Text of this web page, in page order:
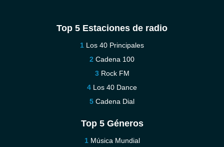
Top 5 Estaciones de radio
Los 40 Principales
Cadena 100
Rock FM
Los 40 Dance
Cadena Dial
Top 5 Géneros
Música Mundial